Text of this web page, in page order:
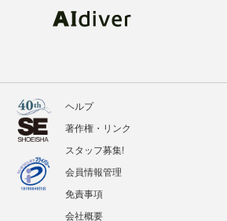
ヘルプ
著作権・リンク
スタッフ募集!
会員情報管理
免責事項